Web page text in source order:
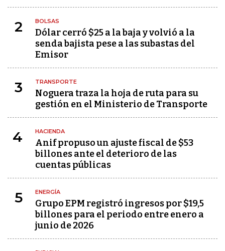
2 BOLSAS
Dólar cerró $25 a la baja y volvió a la
senda bajista pese a las subastas del
Emisor
3 TRANSPORTE
Noguera traza la hoja de ruta para su
gestión en el Ministerio de Transporte
4 HACIENDA
Anif propuso un ajuste fiscal de $53
billones ante el deterioro de las
cuentas públicas
5 ENERGÍA
Grupo EPM registró ingresos por $19,5
billones para el periodo entre enero a
junio de 2026